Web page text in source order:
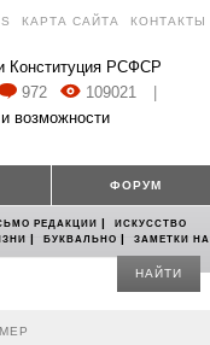
КАРТА САЙТА КОНТАКТЫ
Конституция РСФСР
972 109021
возможности
ФОРУМ
РЕДАКЦИИ |
ИСКУССТВО
| БУКВАЛЬНО |
ЗАМЕТКИ НА
НАЙТИ